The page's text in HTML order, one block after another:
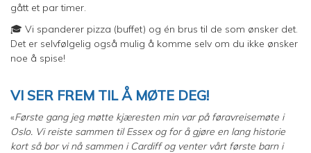
gått et par timer.
🎓 Vi spanderer pizza (buffet) og én brus til de som ønsker det.
Det er selvfølgelig også mulig å komme selv om du ikke ønsker
noe å spise!
VI SER FREM TIL Å MØTE DEG!
«Første gang jeg møtte kjæresten min var på føravreisemøte i
Oslo. Vi reiste sammen til Essex og for å gjøre en lang historie
kort så bor vi nå sammen i Cardiff og venter vårt første barn i